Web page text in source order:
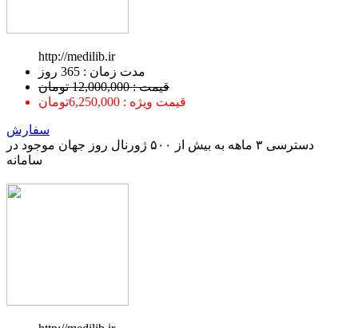
http://medilib.ir
ﻣﺪﺕ ﺯﻣﺎﻥ : 365 ﺭﻭﺯ
قیمت : 12,000,000 تومان
قیمت ویژه : 6,250,000تومان
سفارش
دسترسی ۳ ماهه به بیش از ۵۰۰ ژورنال روز جهان موجود در
سامانه